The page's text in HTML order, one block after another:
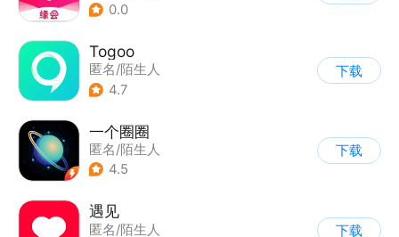
0.0
Togoo
匿名/陌生人
4.7
下载
一个圈圈
匿名/陌生人
4.5
下载
遇见
匿名/陌生人
下载